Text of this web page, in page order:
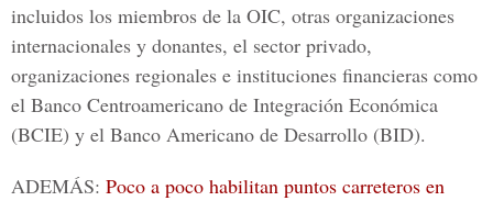
incluidos los miembros de la OIC, otras organizaciones
internacionales y donantes, el sector privado,
organizaciones regionales e instituciones financieras como
el Banco Centroamericano de Integración Económica
(BCIE) y el Banco Americano de Desarrollo (BID).
ADEMÁS: Poco a poco habilitan puntos carreteros en